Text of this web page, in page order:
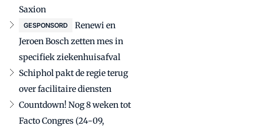
Saxion
GESPONSORD
Renewi en
Jeroen Bosch zetten mes in
specifiek ziekenhuisafval
Schiphol pakt de regie terug
over facilitaire diensten
Countdown! Nog 8 weken tot
Facto Congres (24-09,